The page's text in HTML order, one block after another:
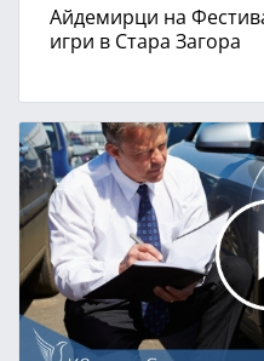
Айдемирци на
игри в Стара Загора